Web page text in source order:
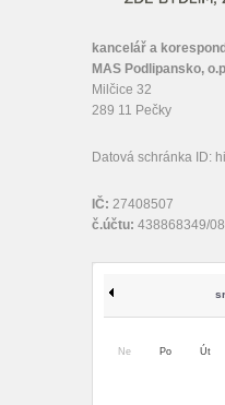
kancelář a
MAS Podlipansko,
Milčice 32
289 11 Pečky
Datová schránka ID:
IČ: 27408507
č.účtu: 438868349/
Ne Po Út